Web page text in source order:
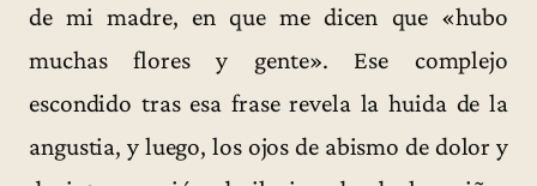
de mi madre, en que me dicen que «hubo
muchas flores y gente». Ese complejo
escondido tras esa frase revela la huida de la
angustia, y luego, los ojos de abismo de dolor y